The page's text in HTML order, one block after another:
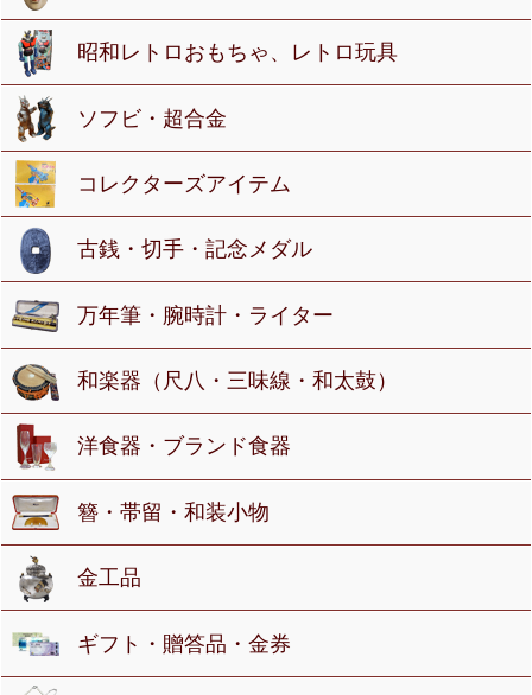
昭和レトロおもちゃ、レトロ玩具
ソフビ・超合金
コレクターズアイテム
古銭・切手・記念メダル
万年筆・腕時計・ライター
和楽器（尺八・三味線・和太鼓）
洋食器・ブランド食器
簪・帯留・和装小物
金工品
ギフト・贈答品・金券